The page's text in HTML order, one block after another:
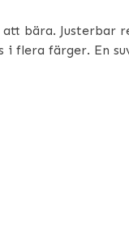
bära. Justerbar
i flera färger. En